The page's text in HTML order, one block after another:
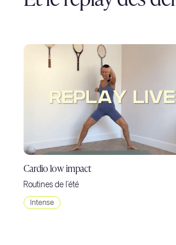
Cardio low impact
Routines de l'été
Intense